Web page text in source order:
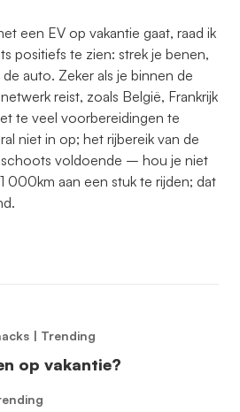
een EV op vakantie gaat, raad ik
positiefs te zien: strek je benen,
auto. Zeker als je binnen de
reist, zoals België, Frankrijk
te veel voorbereidingen te
niet in op; het rijbereik van de
voldoende – hou je niet
000km aan een stuk te rijden; dat
| Trending
op vakantie?